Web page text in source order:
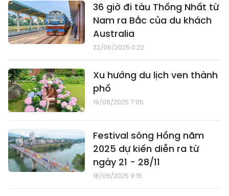
36 giờ đi tàu Thống Nhất từ
Nam ra Bắc của du khách
Australia
22/06/2025 0:22
Xu hướng du lịch ven thành
phố
19/06/2025 7:05
Festival sông Hồng năm
2025 dự kiến diễn ra từ
ngày 21 - 28/11
18/06/2025 9:15